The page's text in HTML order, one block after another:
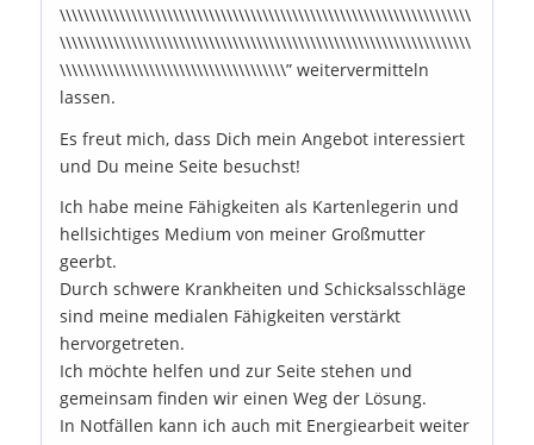
\\\\\\\\\\\\\\\\\\\\\\\\\\\\\\\\\\\\\\\\\\\\\\\\\\\\\\\\\\\\\\\\\\\\\
\\\\\\\\\\\\\\\\\\\\\\\\\\\\\\\\\\\\\\\\\\\\\\\\\\\\\\\\\\\\\\\\\\\\\
\\\\\\\\\\\\\\\\\\\\\\\\\\\\\\\\\\\\\\” weitervermitteln
lassen.
Es freut mich, dass Dich mein Angebot interessiert
und Du meine Seite besuchst!
Ich habe meine Fähigkeiten als Kartenlegerin und
hellsichtiges Medium von meiner Großmutter
geerbt.
Durch schwere Krankheiten und Schicksalsschläge
sind meine medialen Fähigkeiten verstärkt
hervorgetreten.
Ich möchte helfen und zur Seite stehen und
gemeinsam finden wir einen Weg der Lösung.
In Notfällen kann ich auch mit Energiearbeit weiter